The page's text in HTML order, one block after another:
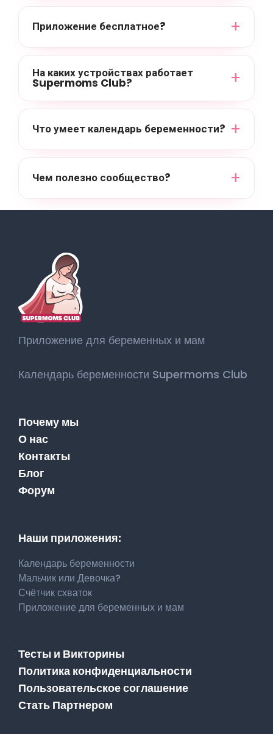
Приложение бесплатное?
На каких устройствах работает
Supermoms Club?
Что умеет календарь беременности?
Чем полезно сообщество?
Приложение для беременных и мам
Календарь беременности Supermoms Club
Почему мы
О нас
Контакты
Блог
Форум
Наши приложения:
Календарь беременности
Мальчик или Девочка?
Счётчик схваток
Приложение для беременных и мам
Тесты и Викторины
Политика конфиденциальности
Пользовательское соглашение
Стать Партнером